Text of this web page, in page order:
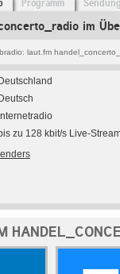
Programm
im
laut.fm
Deutschland
Deutsch
Internetradio
zu 128 kbit/s Live-